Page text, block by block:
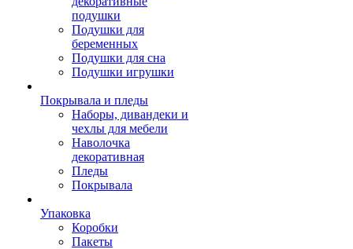
подушки
Подушки для
беременных
Подушки для сна
Подушки игрушки
Покрывала и пледы
Наборы, дивандеки и
чехлы для мебели
Наволочка
декоративная
Пледы
Покрывала
Упаковка
Коробки
Пакеты